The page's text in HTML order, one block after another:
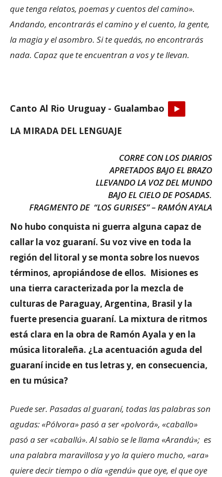
que tenga relatos, poemas y cuentos del camino».
Andando, encontrarás el camino y el cuento, la gente,
la magia y el asombro. Si te quedás, no encontrarás
nada. Capaz que te encuentran a vos y te llevan.
Canto Al Rio Uruguay - Gualambao
LA MIRADA DEL LENGUAJE
CORRE CON LOS DIARIOS
APRETADOS BAJO EL BRAZO
LLEVANDO LA VOZ DEL MUNDO
BAJO EL CIELO DE POSADAS.
FRAGMENTO DE “LOS GURISES” – RAMÓN AYALA
No hubo conquista ni guerra alguna capaz de
callar la voz guaraní. Su voz vive en toda la
región del litoral y se monta sobre los nuevos
términos, apropiándose de ellos. Misiones es
una tierra caracterizada por la mezcla de
culturas de Paraguay, Argentina, Brasil y la
fuerte presencia guaraní. La mixtura de ritmos
está clara en la obra de Ramón Ayala y en la
música litoraleña. ¿La acentuación aguda del
guaraní incide en tus letras y, en consecuencia,
en tu música?
Puede ser. Pasadas al guaraní, todas las palabras son
agudas: «Pólvora» pasó a ser «polvorá», «caballo»
pasó a ser «caballú». Al sabio se le llama «Arandú»; es
una palabra maravillosa y yo la quiero mucho, «ara»
quiere decir tiempo o día «gendú» que oye, el que oye